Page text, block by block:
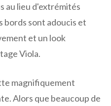
au lieu d'extrémités
bords sont adoucis et
et un look
Viola.
magnifiquement
Alors que beaucoup de